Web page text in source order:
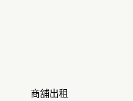
商舖出租